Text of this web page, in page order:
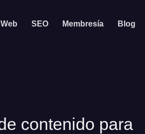
SEO Membresía Blog
contenido para